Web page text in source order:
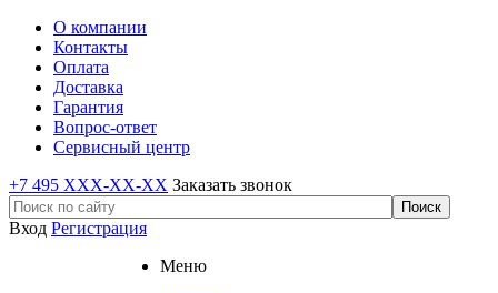
О компании
Контакты
Оплата
Доставка
Гарантия
Вопрос-ответ
Сервисный центр
+7 495 XXX-XX-XX Заказать звонок
Вход Регистрация
Меню